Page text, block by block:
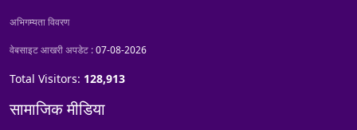
अभिगम्यता विवरण
वेबसाइट आखरी अपडेट :07-08-2026
Total Visitors: 128,913
सामाजिक मीडिया